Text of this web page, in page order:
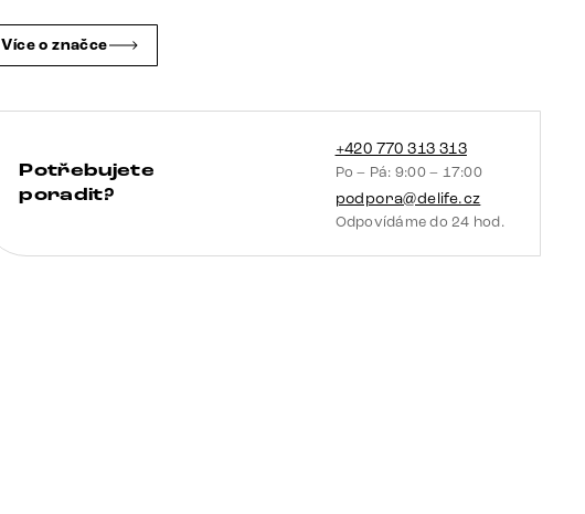
Více o značce
Potřebujete
poradit?
+420 770 313 313
Po – Pá: 9:00 – 17:00
podpora@delife.cz
Odpovídáme do 24 hod.